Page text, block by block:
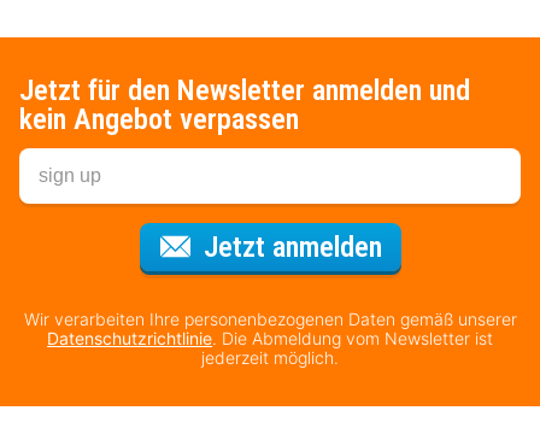
Jetzt für den Newsletter anmelden und
kein Angebot verpassen
Jetzt anmeldenFür den
Wir verarbeiten Ihre personenbezogenen Daten gemäß unserer
Datenschutzrichtlinie. Die Abmeldung vom Newsletter ist
jederzeit möglich.